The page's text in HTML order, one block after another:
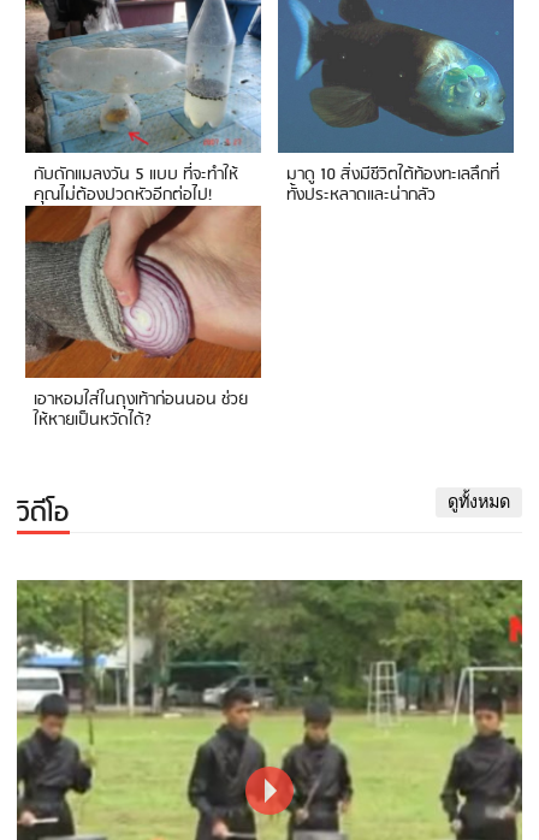
กับดักแมลงวัน 5 แบบ ที่จะทำให้
คุณไม่ต้องปวดหัวอีกต่อไป!
มาดู 10 สิ่งมีชีวิตใต้ท้องทะเลลึกที่
ทั้งประหลาดและน่ากลัว
เอาหอมใส่ในถุงเท้าก่อนนอน ช่วย
ให้หายเป็นหวัดได้?
วิดีโอ ดูทั้งหมด